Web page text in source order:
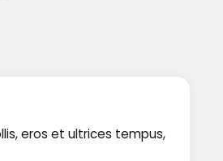
eros et ultrices tempus,